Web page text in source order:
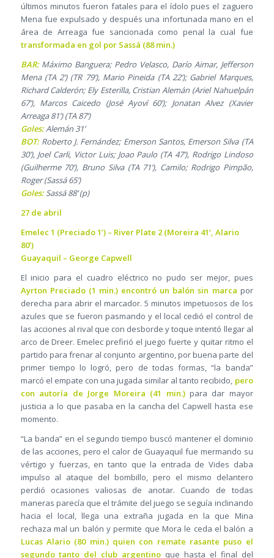
últimos minutos fueron fatales para el ídolo pues el zaguero
Mena fue expulsado y después una infortunada mano en el
área de Arreaga fue sancionada como penal la cual fue
transformada en gol por Sassá (88 min.)
BAR:Máximo Banguera; Pedro Velasco, Darío Aimar, Jefferson
Mena (TA 2’) (TR 79’), Mario Pineida (TA 22’); Gabriel Marques,
Richard Calderón; Ely Esterilla, Cristian Alemán (Ariel Nahuelpán
67’), Marcos Caicedo (José Ayoví 60’); Jonatan Alvez (Xavier
Arreaga 81’) (TA 87’)
Goles:Alemán 31’
BOT:Roberto J. Fernández; Emerson Santos, Emerson Silva (TA
30’), Joel Carli, Victor Luis; Joao Paulo (TA 47’), Rodrigo Lindoso
(Guilherme 70’), Bruno Silva (TA 71’), Camilo; Rodrigo Pimpão,
Roger (Sassá 65’)
Goles:Sassá 88’ (p)
27 de abril
Emelec 1 (Preciado 1’) – River Plate 2 (Moreira 41’, Alario
80’)
Guayaquil – George Capwell
El inicio para el cuadro eléctrico no pudo ser mejor, pues
Ayrton Preciado (1 min.) encontró un balón sin marca por
derecha para abrir el marcador. 5 minutos impetuosos de los
azules que se fueron pasmando y el local cedió el control de
las acciones al rival que con desborde y toque intentó llegar al
arco de Dreer. Emelec prefirió el juego fuerte y quitar ritmo el
partido para frenar al conjunto argentino, por buena parte del
primer tiempo lo logró, pero de todas formas, “la banda”
marcó el empate con una jugada similar al tanto recibido, pero
con autoría de Jorge Moreira (41 min.)para dar mayor
justicia a lo que pasaba en la cancha del Capwell hasta ese
momento.
“La banda” en el segundo tiempo buscó mantener el dominio
de las acciones, pero el calor de Guayaquil fue mermando su
vértigo y fuerzas, en tanto que la entrada de Vides daba
impulso al ataque del bombillo, pero el mismo delantero
perdió ocasiones valiosas de anotar. Cuando de todas
maneras parecía que el trámite del juego se seguía inclinando
hacia el local, llega una extraña jugada en la que Mina
rechaza mal un balón y permite que Mora le ceda el balón a
Lucas Alario (80 min.) quien con remate rasante puso el
segundo tanto del club argentinoque hasta el final del